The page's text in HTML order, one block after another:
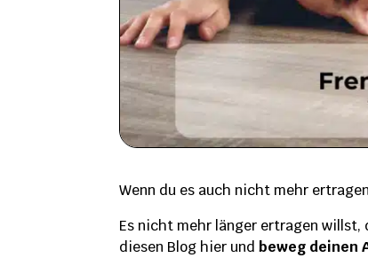
Wenn du es auch nicht mehr
Es nicht mehr länger ertragen willst,
diesen Blog hier undbeweg deinen